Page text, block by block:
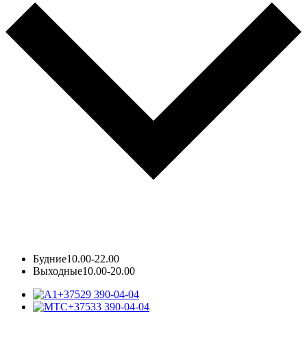
Будние10.00-22.00
Выходные10.00-20.00
+37529 390-04-04
+37533 390-04-04